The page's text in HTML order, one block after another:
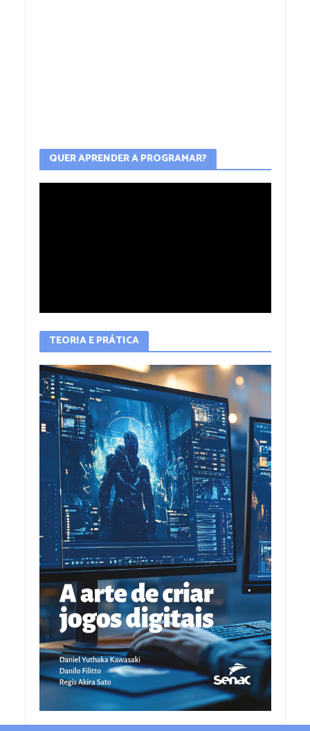
QUER APRENDER A PROGRAMAR?
TEORIA E PRÁTICA